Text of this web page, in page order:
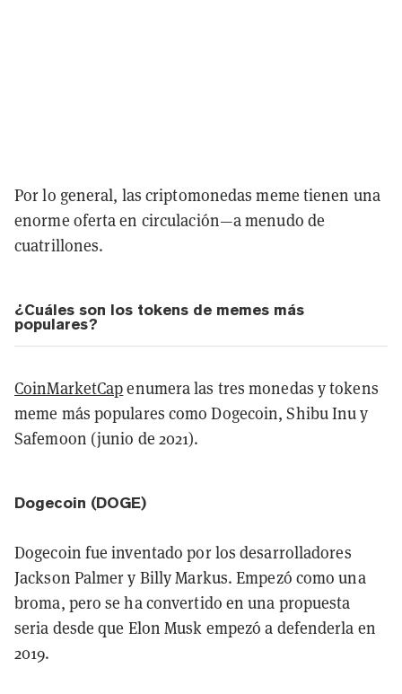
Por lo general, las criptomonedas meme tienen una
enorme oferta en circulación—a menudo de
cuatrillones.
¿Cuáles son los tokens de memes más
populares?
CoinMarketCapenumera las tres monedas y tokens
meme más populares como Dogecoin, Shibu Inu y
Safemoon (junio de 2021).
Dogecoin (DOGE)
Dogecoin fue inventado por los desarrolladores
Jackson Palmer y Billy Markus. Empezó como una
broma, pero se ha convertido en una propuesta
seria desde que Elon Musk empezó a defenderla en
2019.